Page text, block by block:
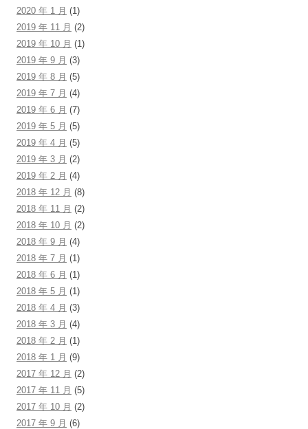
2020 年 1 月 (1)
2019 年 11 月 (2)
2019 年 10 月 (1)
2019 年 9 月 (3)
2019 年 8 月 (5)
2019 年 7 月 (4)
2019 年 6 月 (7)
2019 年 5 月 (5)
2019 年 4 月 (5)
2019 年 3 月 (2)
2019 年 2 月 (4)
2018 年 12 月 (8)
2018 年 11 月 (2)
2018 年 10 月 (2)
2018 年 9 月 (4)
2018 年 7 月 (1)
2018 年 6 月 (1)
2018 年 5 月 (1)
2018 年 4 月 (3)
2018 年 3 月 (4)
2018 年 2 月 (1)
2018 年 1 月 (9)
2017 年 12 月 (2)
2017 年 11 月 (5)
2017 年 10 月 (2)
2017 年 9 月 (6)